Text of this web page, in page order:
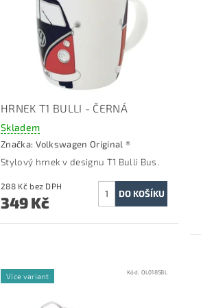
HRNEK T1 BULLI - ČERNÁ
Skladem
Značka: Volkswagen Original ®
Stylový hrnek v designu T1 Bulli Bus.
288 Kč bez DPH
349 Kč
Více variant Kód: OL0185BL